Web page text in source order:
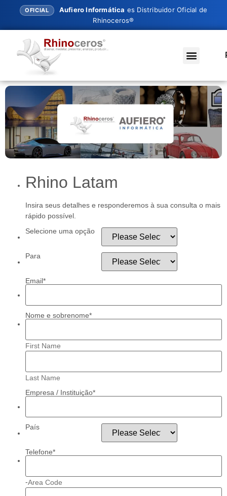
OFICIAL Aufiero Informática es Distribuidor Oficial de
Rhinoceros®
Rhino Latam
Insira seus detalhes e responderemos à sua consulta o mais
rápido possível.
Selecione uma opção
Para
Email*
Nome e sobrenome*
First Name
Last Name
Empresa / Instituição*
País
Telefone*
-Area Code